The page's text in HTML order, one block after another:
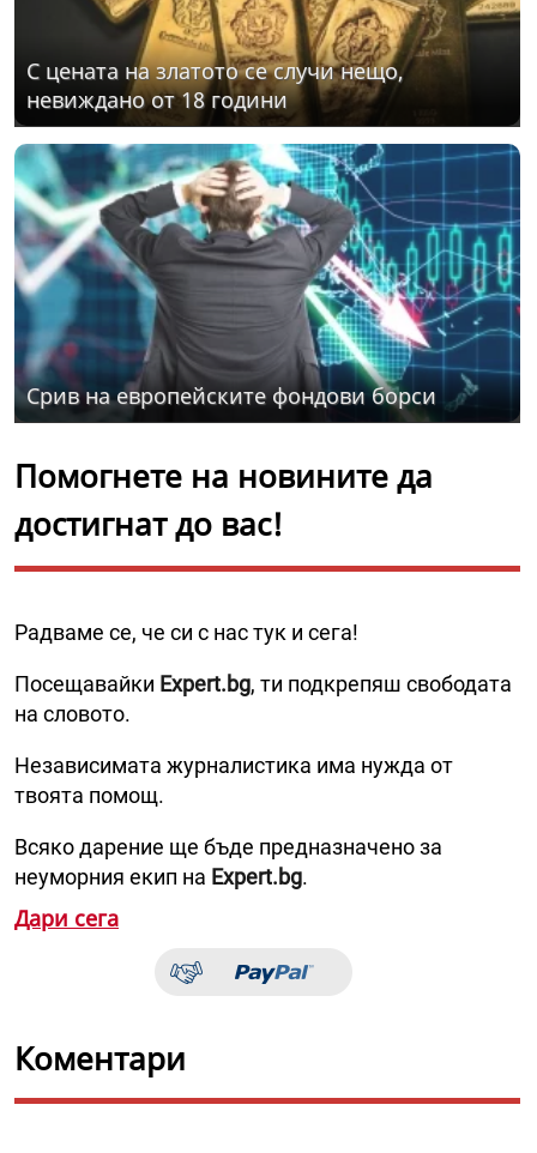
С цената на златото се случи нещо,
невиждано от 18 години
Срив на европейските фондови борси
Помогнете на новините да
достигнат до вас!
Радваме се, че си с нас тук и сега!
Посещавайки Expert.bg, ти подкрепяш свободата
на словото.
Независимата журналистика има нужда от
твоята помощ.
Всяко дарение ще бъде предназначено за
неуморния екип на Expert.bg.
Дари сега
Коментари